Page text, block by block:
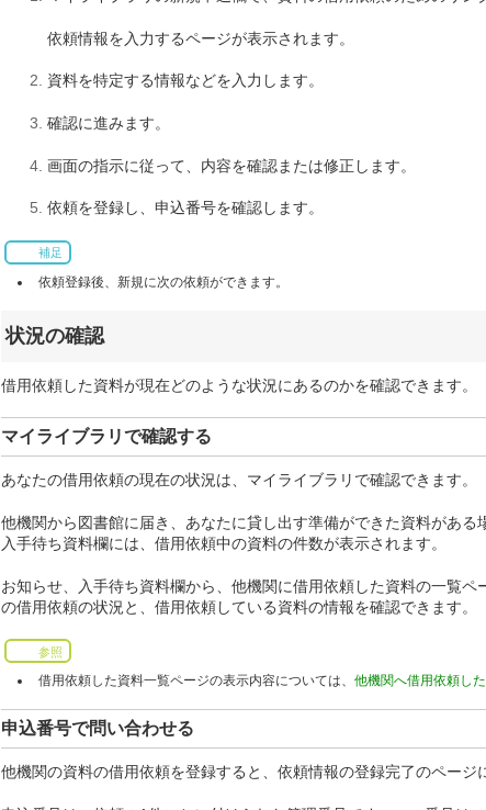
依頼情報を入力するページが表示されます。
資料を特定する情報などを入力します。
確認に進みます。
画面の指示に従って、内容を確認または修正します。
依頼を登録し、申込番号を確認します。
補足
依頼登録後、新規に次の依頼ができます。
状況の確認
借用依頼した資料が現在どのような状況にあるのかを確認できます。
マイライブラリで確認する
あなたの借用依頼の現在の状況は、マイライブラリで確認できます。
他機関から図書館に届き、あなたに貸し出す準備ができた資料がある
入手待ち資料欄には、借用依頼中の資料の件数が表示されます。
お知らせ、入手待ち資料欄から、他機関に借用依頼した資料の一覧
の借用依頼の状況と、借用依頼している資料の情報を確認できます。
参照
借用依頼した資料一覧ページの表示内容については、他機関へ借用依頼し
申込番号で問い合わせる
他機関の資料の借用依頼を登録すると、依頼情報の登録完了のページ